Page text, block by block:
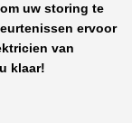
uw storing te
ervoor
van
klaar!